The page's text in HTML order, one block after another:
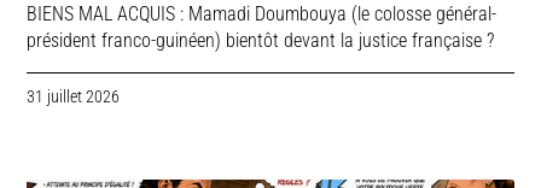
BIENS MAL ACQUIS : Mamadi Doumbouya (le colosse général-
président franco-guinéen) bientôt devant la justice française ?
31 juillet 2026